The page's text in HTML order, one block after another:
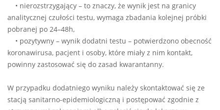
• nierozstrzygający – to znaczy, że wynik jest na granicy
analitycznej czułości testu, wymaga zbadania kolejnej próbki
pobranej po 24–48h,
• pozytywny – wynik dodatni testu – potwierdzono obecność
koronawirusa, pacjent i osoby, które miały z nim kontakt,
powinny zastosować się do zasad kwarantanny.
W przypadku dodatniego wyniku należy skontaktować się ze
stacją sanitarno-epidemiologiczną i postępować zgodnie z